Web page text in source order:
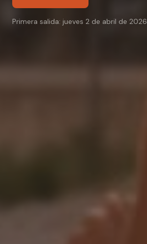
Primera salida: jueves 2 de abril de 2026